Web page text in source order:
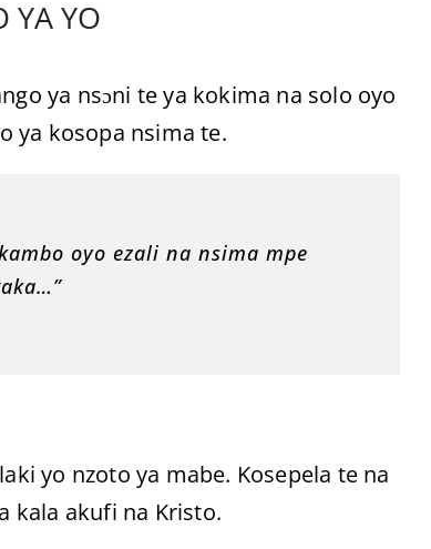
YA YO
ya nsɔni te ya kokima na solo oyo
ya kosopa nsima te.
oyo ezali na nsima mpe
yo nzoto ya mabe. Kosepela te na
kala akufi na Kristo.